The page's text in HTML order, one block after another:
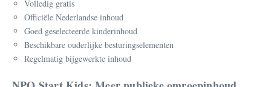
Volledig gratis
Officiële Nederlandse inhoud
Goed geselecteerde kinderinhoud
Beschikbare ouderlijke besturingselementen
Regelmatig bijgewerkte inhoud